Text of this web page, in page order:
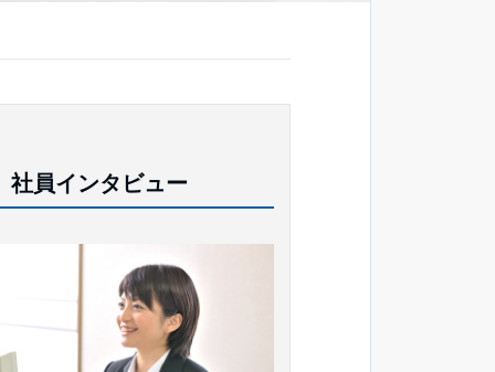
社員インタビュー